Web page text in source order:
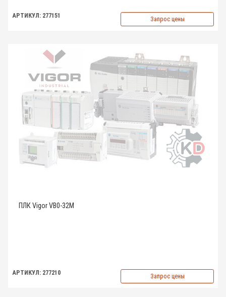
АРТИКУЛ: 277151 Запрос цены
ПЛК Vigor VB0-32M
АРТИКУЛ: 277210 Запрос цены